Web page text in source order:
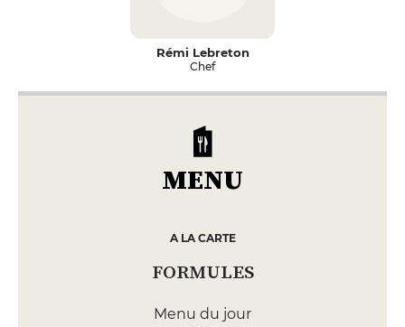
Rémi Lebreton
Chef
MENU
A LA CARTE
FORMULES
Menu du jour